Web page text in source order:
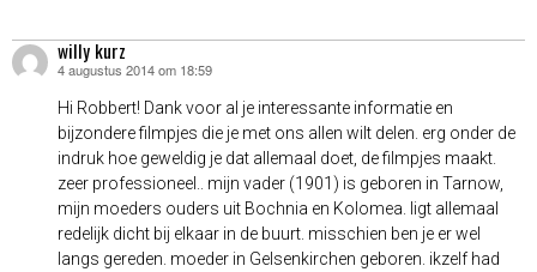
willy kurz
schreef:
4 augustus 2014 om 18:59
Hi Robbert! Dank voor al je interessante informatie en
bijzondere filmpjes die je met ons allen wilt delen. erg onder de
indruk hoe geweldig je dat allemaal doet, de filmpjes maakt.
zeer professioneel.. mijn vader (1901) is geboren in Tarnow,
mijn moeders ouders uit Bochnia en Kolomea. ligt allemaal
redelijk dicht bij elkaar in de buurt. misschien ben je er wel
langs gereden. moeder in Gelsenkirchen geboren. ikzelf had